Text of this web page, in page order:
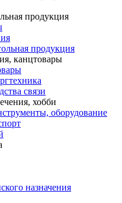
продукция
продукция
канцтовары
связи
хобби
оборудование
назначения